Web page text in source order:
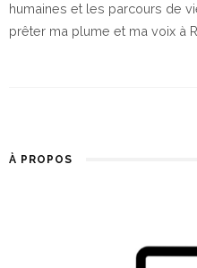
humaines et les parcours de
prêter ma plume et ma voix à
À PROPOS